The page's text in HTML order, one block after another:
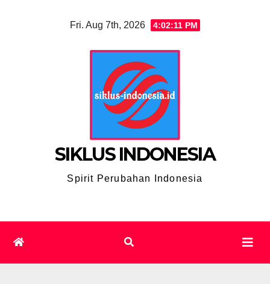
Fri. Aug 7th, 2026 4:02:12 PM
SIKLUS INDONESIA
Spirit Perubahan Indonesia